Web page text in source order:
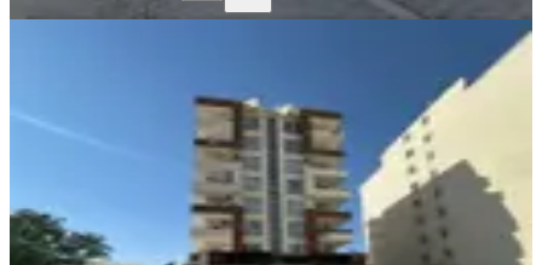
Benek Emlak Paşabağı 3+1 Satılık
Haliliye, Paşabağı Mahallesi
165 m²· 1. Kat·04.08.2026
2.400.000 ₺